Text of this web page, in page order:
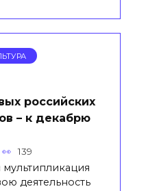
российских
– к декабрю
139
мультипликация
деятельность